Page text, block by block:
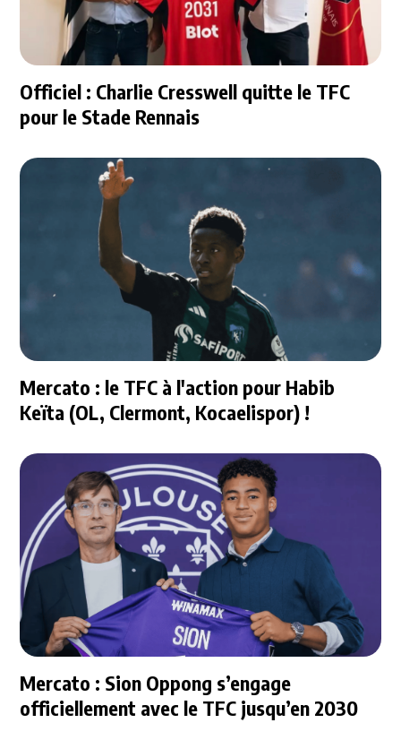
Officiel : Charlie Cresswell quitte le TFC
pour le Stade Rennais
Mercato : le TFC à l'action pour Habib
Keïta (OL, Clermont, Kocaelispor) !
Mercato : Sion Oppong s’engage
officiellement avec le TFC jusqu’en 2030